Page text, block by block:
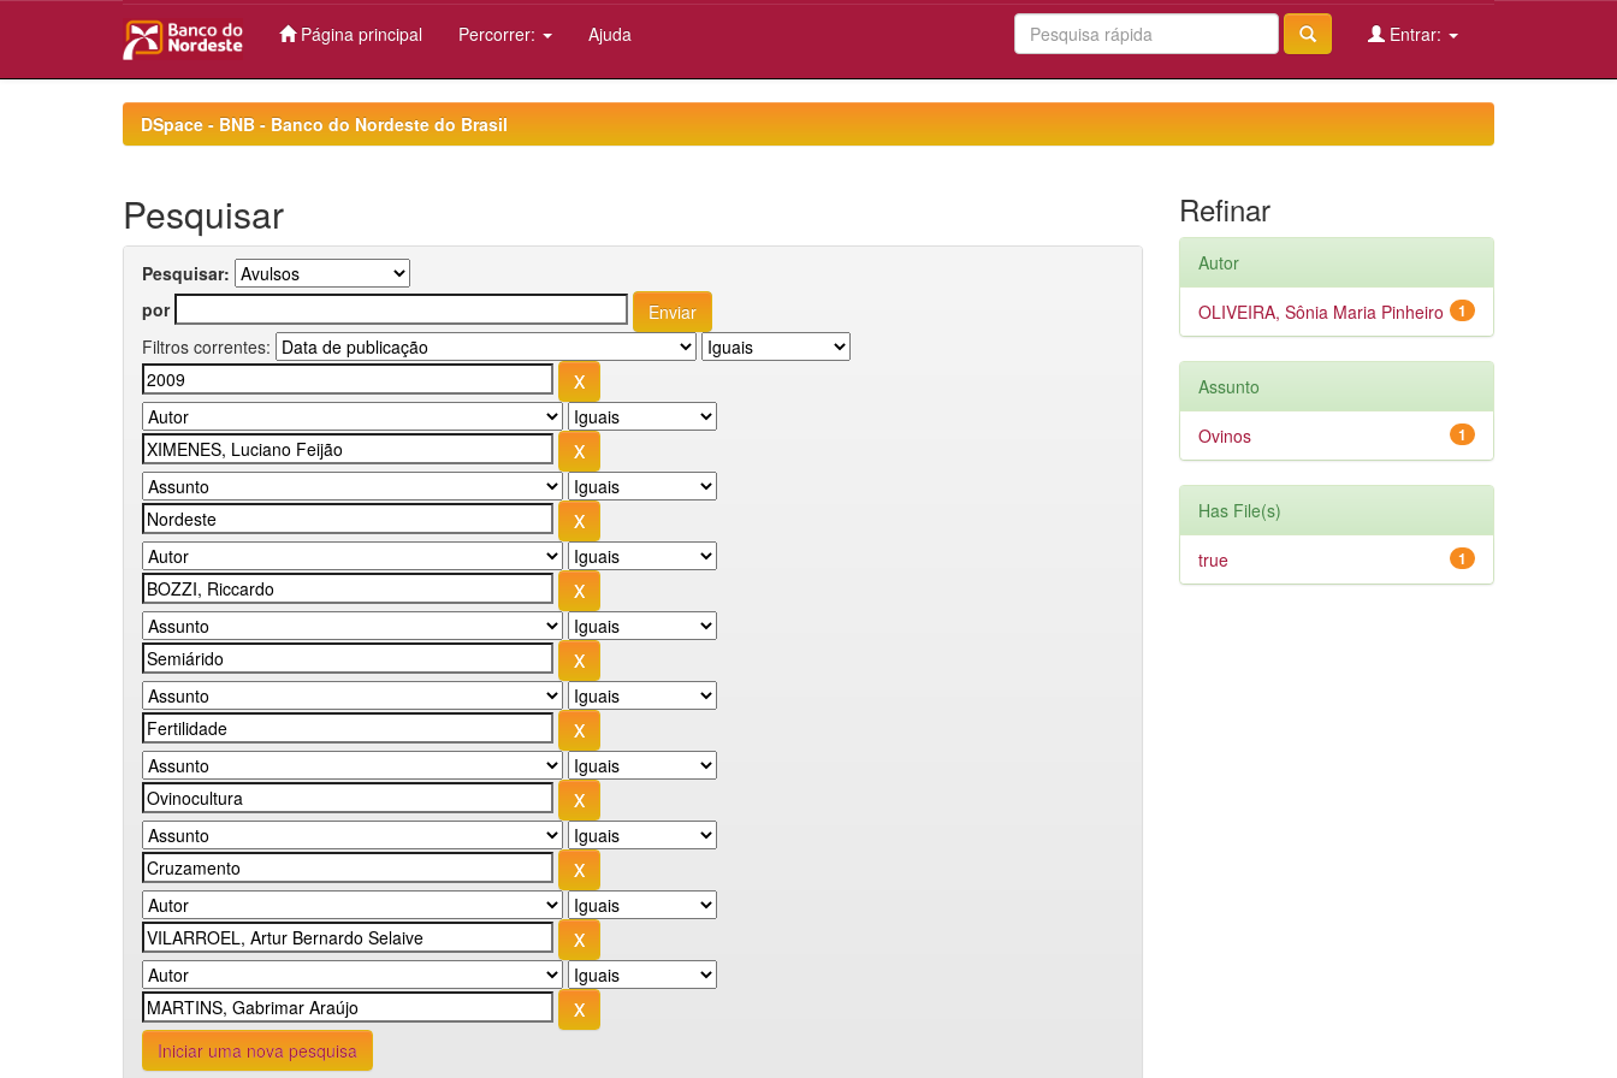
Página principal Percorrer: Ajuda Entrar:
DSpace - BNB - Banco do Nordeste do Brasil
Pesquisar
Pesquisar:
por
Filtros correntes:
Iniciar uma nova pesquisa
Refinar
Autor
1
OLIVEIRA, Sônia Maria Pinheiro
Assunto
1
Ovinos
Has File(s)
1
true